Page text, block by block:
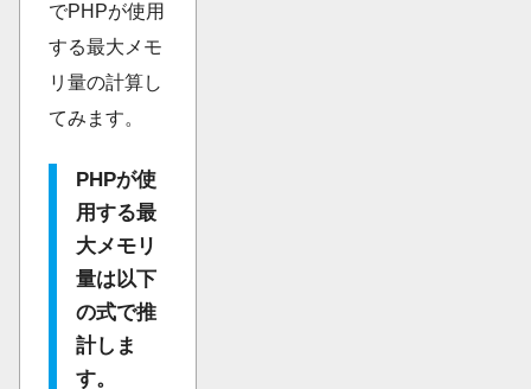
でPHPが使用
する最大メモ
リ量の計算し
てみます。
PHPが使
用する最
大メモリ
量は以下
の式で推
計しま
す。